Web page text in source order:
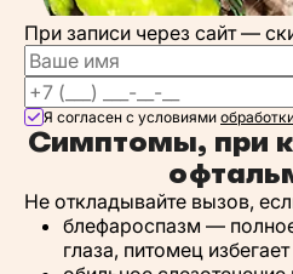
При записи через сайт —
Я согласен с условиями
Симптомы, при
Не откладывайте вызов,
блефароспазм —
глаза, питомец